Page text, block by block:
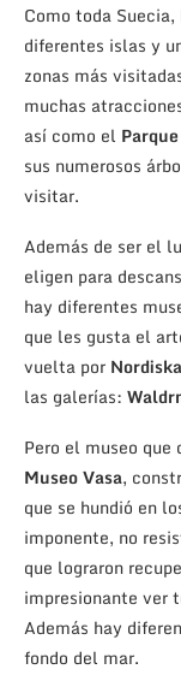
Como toda
diferentes islas y
zonas más
muchas
así como el
sus numerosos
visitar.
Además de ser el
eligen para
hay diferentes
que les gusta el
vuelta por
las galerías:
Pero el museo
Museo Vasa,
que se hundió en
imponente, no
que lograron
impresionante ver
Además hay
fondo del mar.